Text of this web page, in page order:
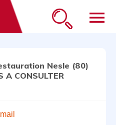
menu
Nesle (80)
A CONSULTER